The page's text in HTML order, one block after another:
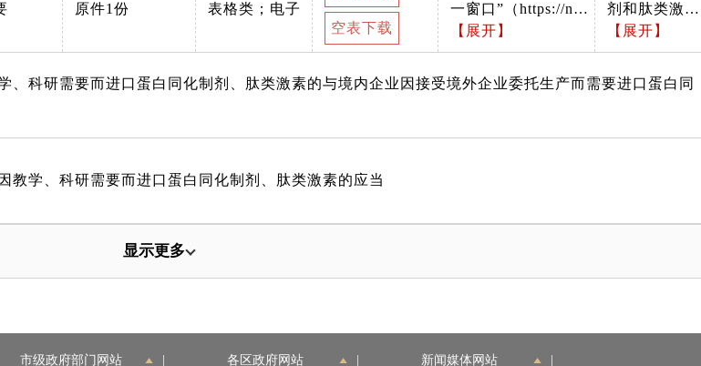
原件1份 表格类；电子
空表下载
一窗口”（https://ne
w.singlewindow.cn）
进行网上申报。 2.使
用A4纸打印。表格须
加盖公章。表格填写
公章清晰可辨。表格
按照办事指南中所列
【展开】
剂和肽类激素
进出口管理办
法》（2014年
8月5日国家食
品药品监督管
总署 国家体
【展开】
、科研需要而进口蛋白同化制剂、肽类激素的与境内企业因接受境外企业委托生产而需要进口蛋白同
教学、科研需要而进口蛋白同化制剂、肽类激素的应当
显示更多
市级政府部门网站 各区政府网站 新闻媒体网站